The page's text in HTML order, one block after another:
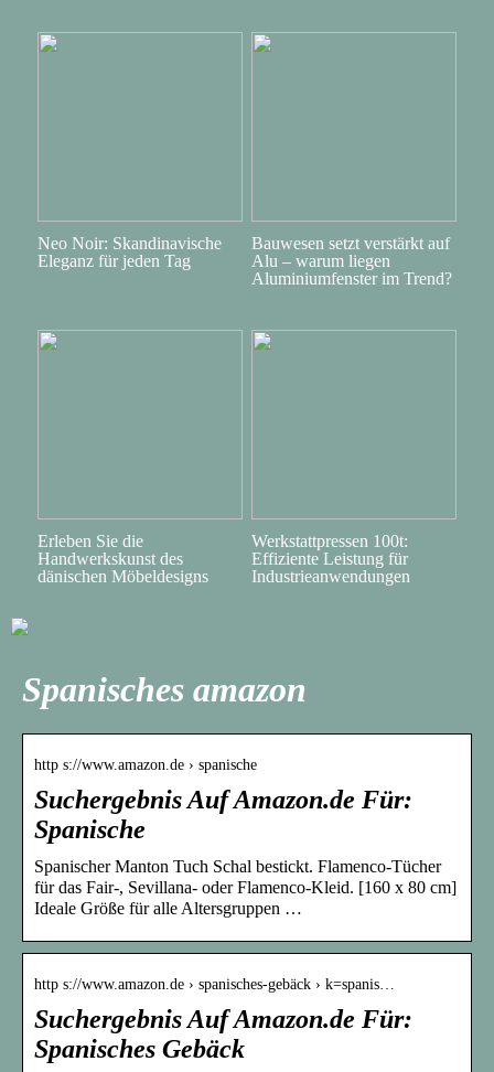
Neo Noir: Skandinavische
Eleganz für jeden Tag
Bauwesen setzt verstärkt auf
Alu – warum liegen
Aluminiumfenster im Trend?
Erleben Sie die
Handwerkskunst des
dänischen Möbeldesigns
Werkstattpressen 100t:
Effiziente Leistung für
Industrieanwendungen
Spanisches amazon
http s://www.amazon.de › spanische
Suchergebnis Auf Amazon.de Für:
Spanische
Spanischer Manton Tuch Schal bestickt. Flamenco-Tücher
für das Fair-, Sevillana- oder Flamenco-Kleid. [160 x 80 cm]
Ideale Größe für alle Altersgruppen …
http s://www.amazon.de › spanisches-gebäck › k=spanis…
Suchergebnis Auf Amazon.de Für:
Spanisches Gebäck